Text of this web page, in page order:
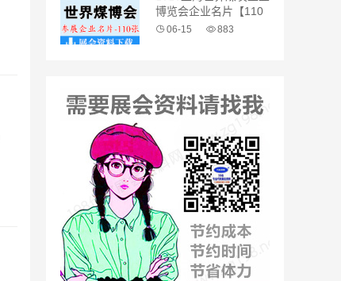
博览会企业名片【110
张】06-15 883